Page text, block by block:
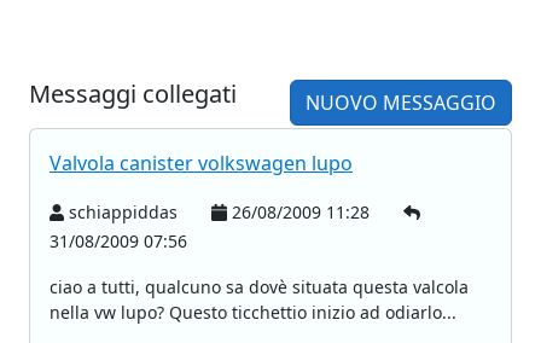
Messaggi collegati NUOVO MESSAGGIO
Valvola canister volkswagen lupo
schiappiddas
26/08/2009 11:28
31/08/2009 07:56
ciao a tutti, qualcuno sa dovè situata questa valcola
nella vw lupo? Questo ticchettio inizio ad odiarlo...